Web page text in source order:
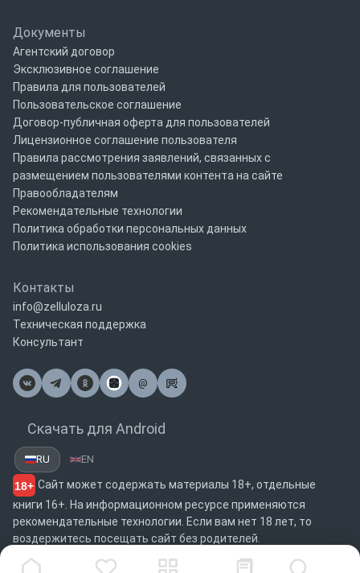
Документы
Агентский договор
Эксклюзивное соглашение
Правила для пользователей
Пользовательское соглашение
Договор-публичная оферта для пользователей
Лицензионное соглашение пользователя
Правила рассмотрения заявлений, связанных с
размещением пользователями контента на сайте
Правообладателям
Рекомендательные технологии
Политика обработки персональных данных
Политика использования cookies
Контакты
info@zelluloza.ru
Техническая поддержка
Консультант
@
Почта
Скачать для Android
RU EN
18+ Сайт может содержать материалы 18+, отдельные
книги 16+. На информационном ресурсе применяются
рекомендательные технологии. Если вам нет 18 лет, то
воздержитесь посещать сайт без родителей.
Copyright © 2012 - 2026 ООО КМГ (Издательство